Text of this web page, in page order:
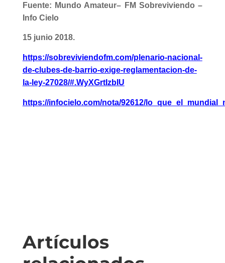
Fuente: Mundo Amateur– FM Sobreviviendo –
Info Cielo
15 junio 2018.
https://sobreviviendofm.com/plenario-nacional-
de-clubes-de-barrio-exige-reglamentacion-de-
la-ley-27028/#.WyXGrtIzbIU
https://infocielo.com/nota/92612/
Artículos